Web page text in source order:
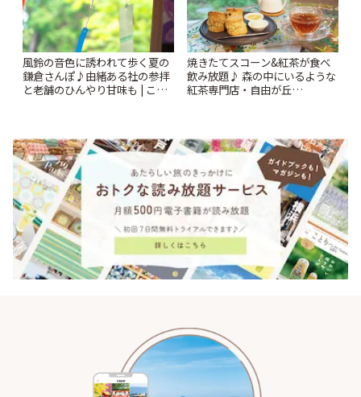
風鈴の音色に誘われて歩く夏の
鎌倉さんぽ♪由緒ある社の参拝
と老舗のひんやり甘味も | こと
焼きたてスコーン&紅茶が食べ
飲み放題♪ 森の中にいるような
紅茶専門店・自由が丘